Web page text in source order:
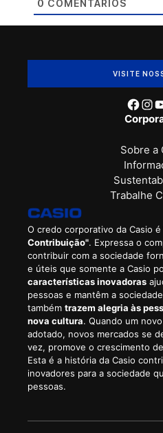
0 COMENTÁRIOS
O credo corporativo da Casio é
Contribuição". Expressa o
contribuir com a sociedade
e úteis que somente a Casio
características inovadoras
pessoas e mantêm a
também trazem alegria às
nova cultura. Quando um
adotado, novos mercados se
vez, promove o crescimento
Esta é a história da Casio
inovadores para a sociedade
pessoas.
Sobre a
Trabalhe
VISITE